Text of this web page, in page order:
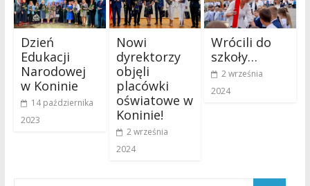
Dzień
Edukacji
Narodowej
w Koninie
14 października
2023
Nowi
dyrektorzy
objęli
placówki
oświatowe w
Koninie!
2 września
2024
Wrócili do
szkoły…
2 września
2024